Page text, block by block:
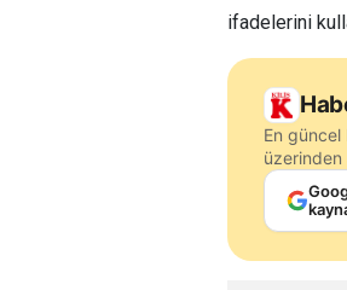
ifadelerini
En
üzerinden